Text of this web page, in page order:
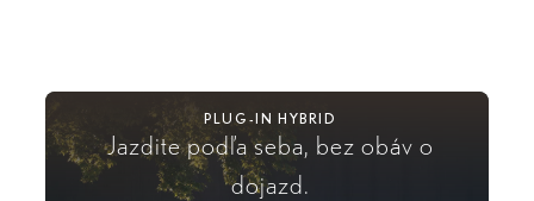
PLUG-IN HYBRID
Jazdite podľa seba, bez obáv o
dojazd.